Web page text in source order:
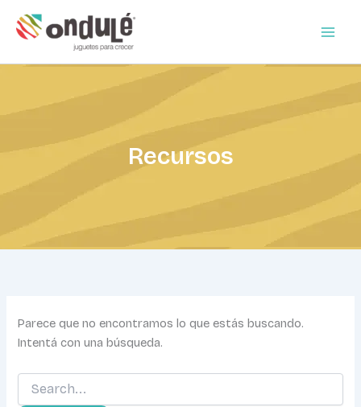
Recursos
Parece que no encontramos lo que estás buscando.
Intentá con una búsqueda.
por: